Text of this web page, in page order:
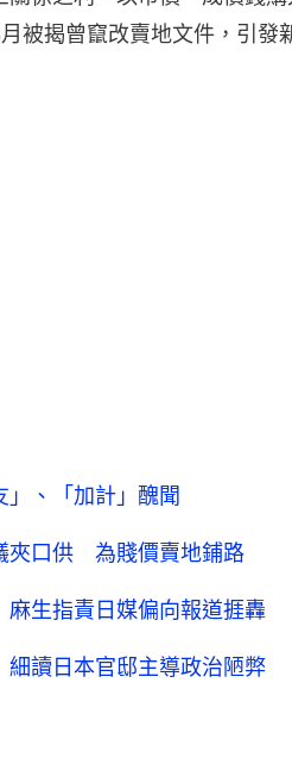
被揭曾竄改賣地文件，引發
、「加計」醜聞
夾口供 為賤價賣地鋪路
生指責日媒偏向報道捱轟
讀日本官邸主導政治陋弊